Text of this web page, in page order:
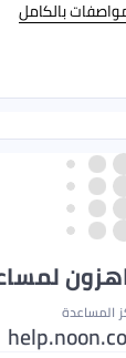
بالكامل
المساعدة